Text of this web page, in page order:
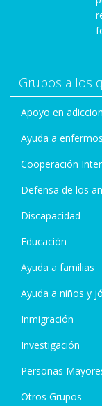
Grupos a los
Apoyo en
Ayuda a enfermos
Cooperación
Defensa de los
Discapacidad
Educación
Ayuda a familias
Ayuda a niños y
Inmigración
Investigación
Personas
Otros Grupos